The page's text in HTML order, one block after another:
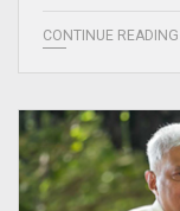
CONTINUE READING